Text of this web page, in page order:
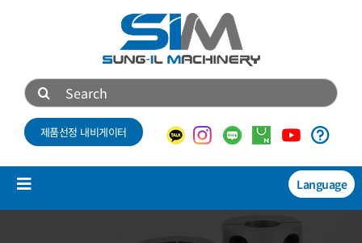
기
검
색:
제품선정 내비게이터
Toggle
Language